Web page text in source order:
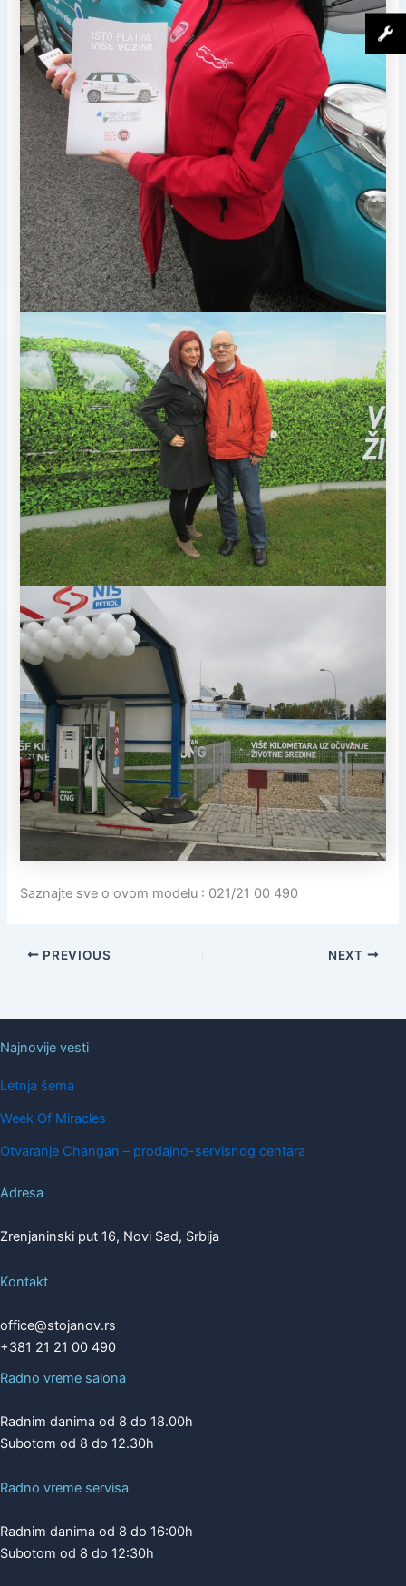
Saznajte sve o ovom modelu : 021/21 00 490
PREVIOUS NEXT
Najnovije vesti
Letnja šema
Week Of Miracles
Otvaranje Changan – prodajno-servisnog centara
Adresa
Zrenjaninski put 16, Novi Sad, Srbija
Kontakt
office@stojanov.rs
+381 21 21 00 490
Radno vreme salona
Radnim danima od 8 do 18.00h
Subotom od 8 do 12.30h
Radno vreme servisa
Radnim danima od 8 do 16:00h
Subotom od 8 do 12:30h